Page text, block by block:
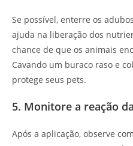
Se possível, enterre os
ajuda na liberação dos
chance de que os animais
Cavando um buraco raso e
protege seus pets.
5. Monitore a reação
Após a aplicação, observe